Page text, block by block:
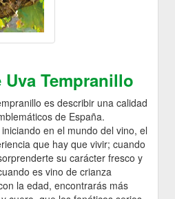
Uva Tempranillo
es describir una calidad
de España.
en el mundo del vino, el
que hay que vivir; cuando
su carácter fresco y
es vino de crianza
la edad, encontrarás más